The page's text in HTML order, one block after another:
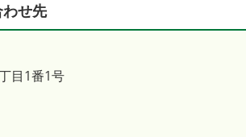
せ先
目1番1号